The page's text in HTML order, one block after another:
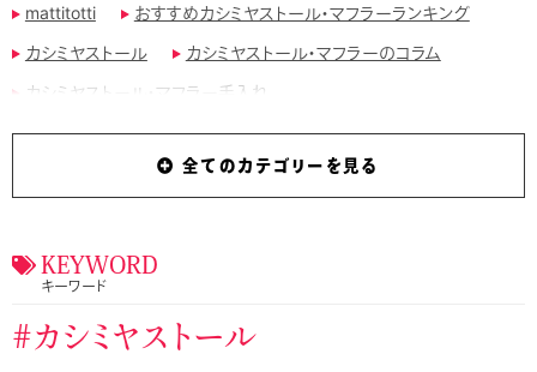
mattitotti
おすすめカシミヤストール・マフラーランキング
カシミヤストール
カシミヤストール・マフラーのコラム
カシミヤストール・マフラー手入れ
カシミヤストール・マフラー手編み
カシミヤストール・マフラー用ブラシ
カシミヤマフラー
テストカテゴリー１
バーバリーおすすめカシミヤストール・マフラー
全てのカテゴリーを見る
KEYWORD
キーワード
カシミヤストール